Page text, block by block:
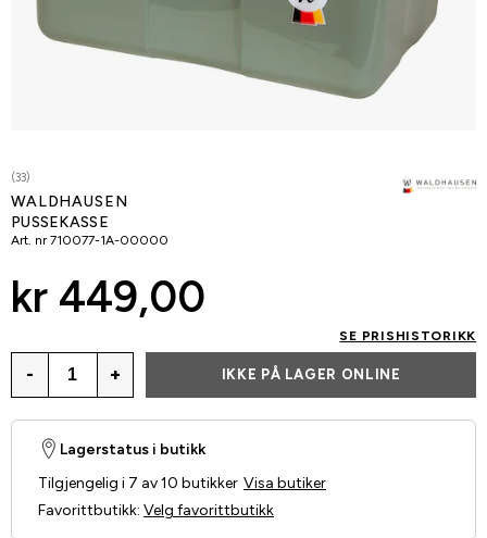
(33)
WALDHAUSEN
PUSSEKASSE
Art. nr 710077-1A-00000
kr 449,00
SE PRISHISTORIKK
- + IKKE PÅ LAGER ONLINE
Lagerstatus i butikk
Tilgjengelig i 7 av 10 butikker Visa butiker
Favorittbutikk: Velg favorittbutikk